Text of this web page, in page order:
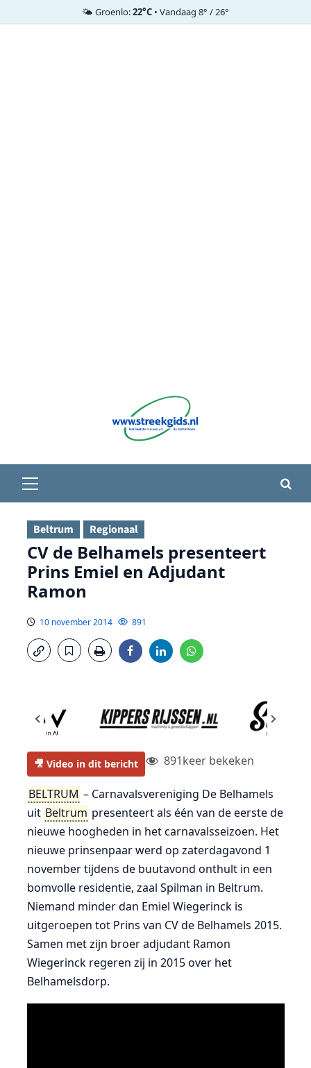
🌤️ Groenlo:22°C • Vandaag 8° / 26°
menu
Beltrum Regionaal
CV de Belhamels presenteert
Prins Emiel en Adjudant
Ramon
10 november 2014 891
🎥 Video in dit bericht 891keer bekeken
BELTRUM – Carnavalsvereniging De Belhamels
uit Beltrum presenteert als één van de eerste de
nieuwe hoogheden in het carnavalsseizoen. Het
nieuwe prinsenpaar werd op zaterdagavond 1
november tijdens de buutavond onthult in een
bomvolle residentie, zaal Spilman in Beltrum.
Niemand minder dan Emiel Wiegerinck is
uitgeroepen tot Prins van CV de Belhamels 2015.
Samen met zijn broer adjudant Ramon
Wiegerinck regeren zij in 2015 over het
Belhamelsdorp.